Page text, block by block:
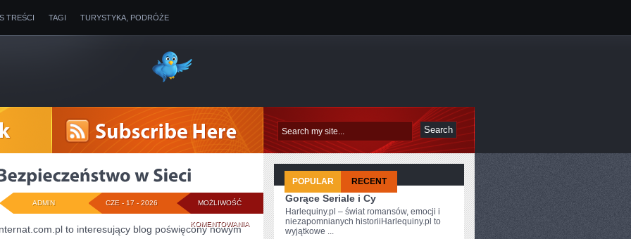
TREŚCI TAGI TURYSTYKA, PODRÓŻE
MOŻLIWOŚĆ
KOMENTOWANIABEZPIECZEŃSTWO
CZE - 17 - 2026
ADMIN
to interesujący blog poświęcony nowym
POPULAR RECENT
Gorące Seriale i Cy
Harlequiny.pl – świat romansów, emocji i
niezapomnianych historiiHarlequiny.pl to
wyjątkowe ...